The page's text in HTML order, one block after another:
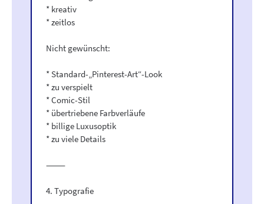
* kreativ
* zeitlos
Nicht gewünscht:
* Standard-„Pinterest-Art“-Look
* zu verspielt
* Comic-Stil
* übertriebene Farbverläufe
* billige Luxusoptik
* zu viele Details
⸻
4. Typografie